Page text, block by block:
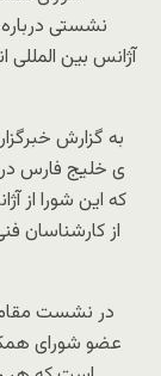
نشستی
آژانس بين المللی
به گزارش
ی خليج فارس
که این شورا از
از کارشناسان
در نشست
عضو شورای